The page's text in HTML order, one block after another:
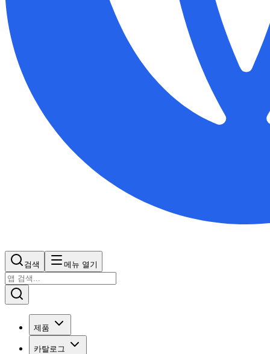
검색 메뉴 열기
제품
카탈로그